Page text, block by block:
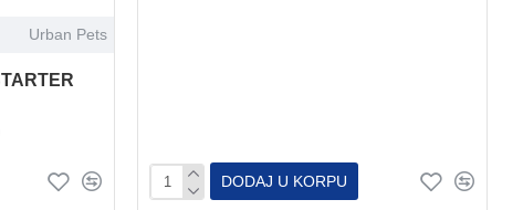
Urban Pets
DODAJ U KORPU